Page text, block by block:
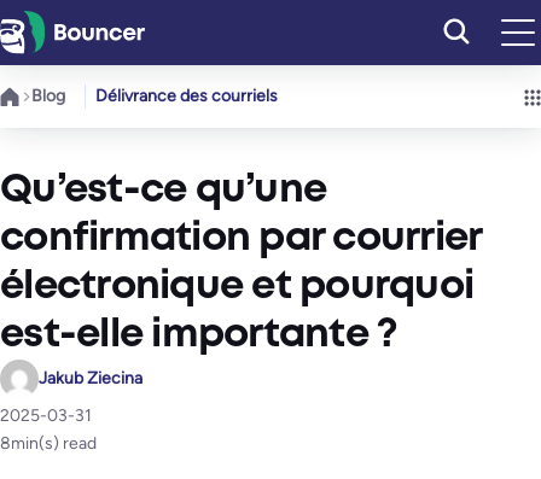
Aller
au
contenu
Blog Délivrance des courriels
Qu’est-ce qu’une
confirmation par courrier
électronique et pourquoi
est-elle importante ?
Jakub Ziecina
2025-03-31
8min(s) read